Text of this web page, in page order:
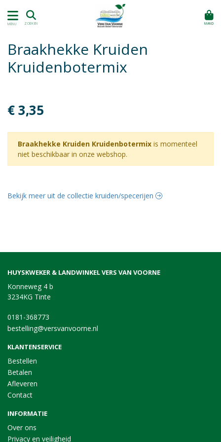
MENU ZOEKEN MAND
Braakhekke Kruiden
Kruidenbotermix
€ 3,35
Braakhekke Kruiden Kruidenbotermix is momenteel
niet beschikbaar in onze webshop.
Bekijk meer uit de collectie kruiden/specerijen
HUYSKWEKER & LANDWINKEL VERS VAN VOORNE
Konneweg 4 b
3234KG Tinte
0181-368773
bestelling@versvanvoorne.nl
KLANTENSERVICE
Bestellen
Betalen
Afleveren
Contact
INFORMATIE
Over ons
Privacy en veiligheid